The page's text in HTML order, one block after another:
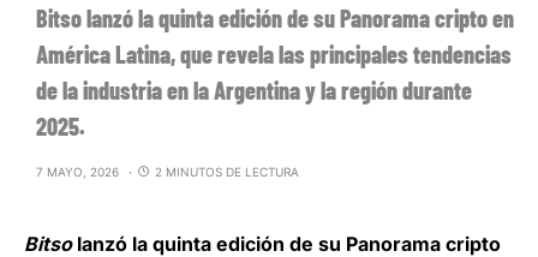
Bitso lanzó la quinta edición de su Panorama cripto en
América Latina, que revela las principales tendencias
de la industria en la Argentina y la región durante
2025.
7 MAYO, 2026 2 MINUTOS DE LECTURA
Bitsolanzó la quinta edición de su Panorama cripto